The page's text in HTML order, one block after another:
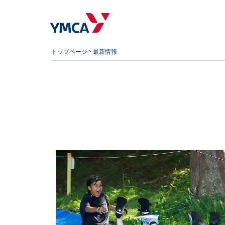
トップページ 最新情報